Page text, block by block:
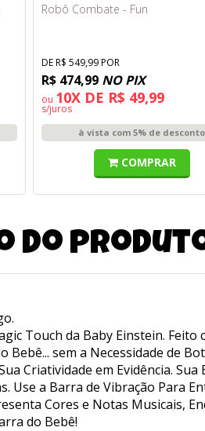
Robô Combate - Fun
DE R$ 549,99 POR
R$ 474,99 NO PIX
ou 10X DE R$ 49,99
s/juros
à vista com 5% de desconto
COMPRAR
do
Touch da Baby Einstein.
sem a Necessidade de
Criatividade em Evidência.
Use a Barra de Vibração Para
Cores e Notas Musicais,
do Bebê!